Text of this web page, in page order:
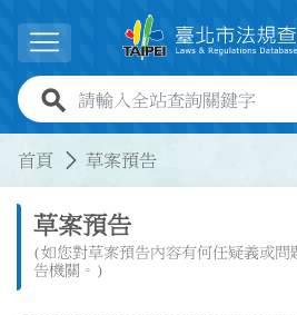
展開選單
全站查詢關鍵字欄位
首頁 草案預告
草案預告
(如您對草案預告內容有何任疑義或問
告機關。)